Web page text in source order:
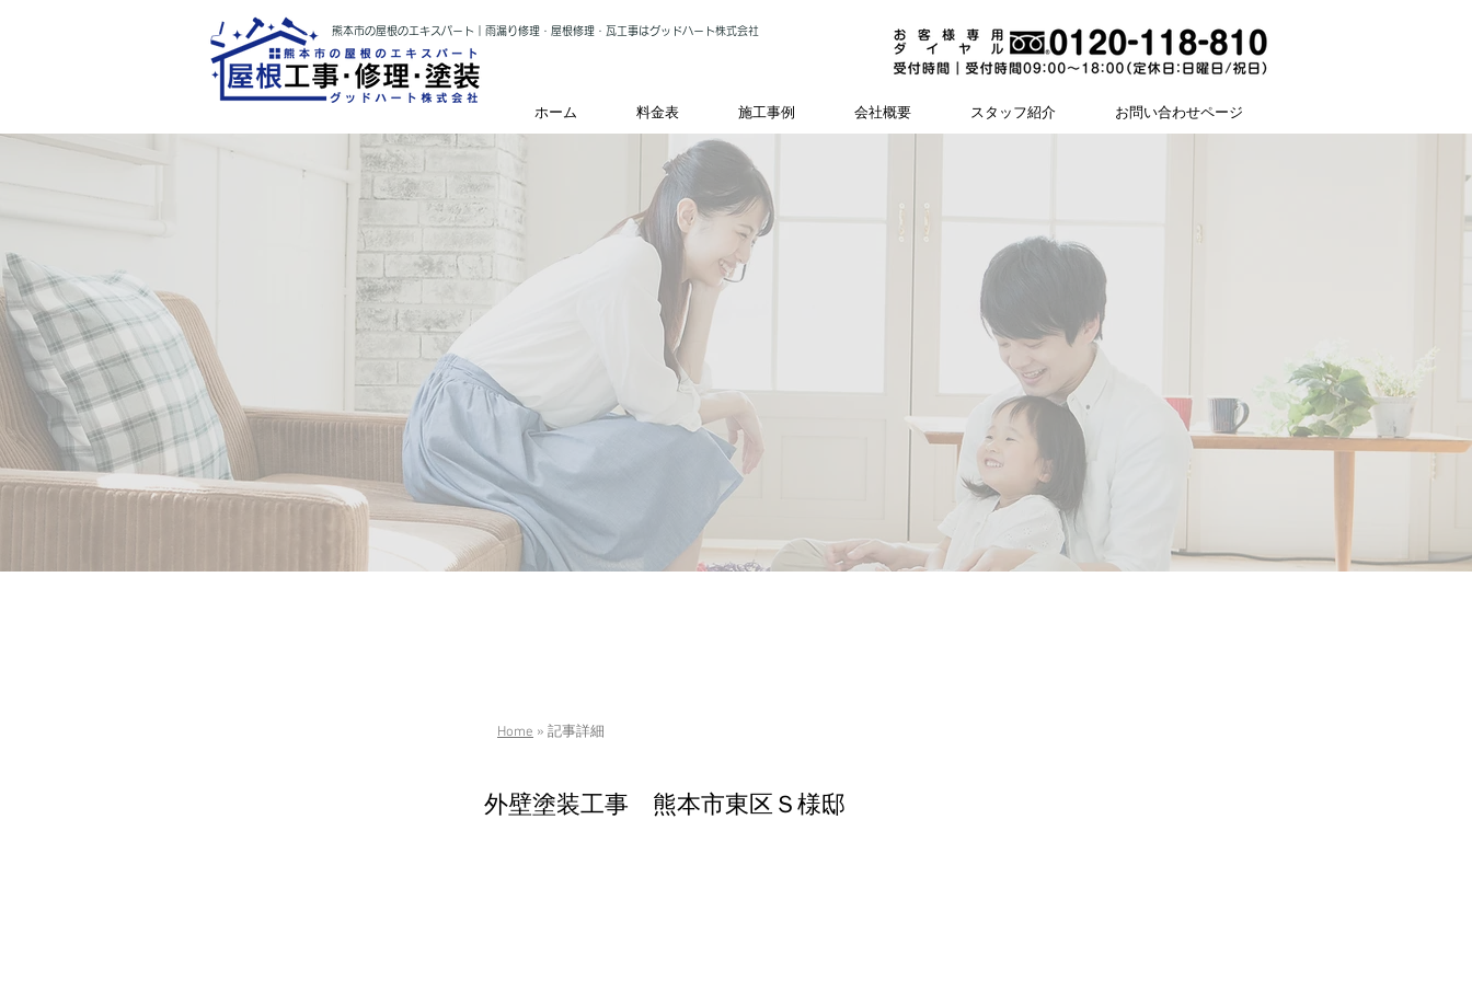
熊本市の屋根のエキスパート｜雨漏り修理・屋根修理・瓦工事はグッドハート株式会社
ホーム 料金表 施工事例 会社概要 スタッフ紹介 お問い合わせページ
Home » 記事詳細
外壁塗装工事 熊本市東区Ｓ様邸